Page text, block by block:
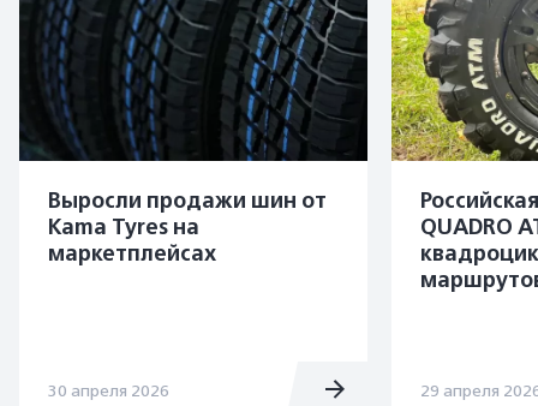
Выросли продажи шин от
Kama Tyres на
маркетплейсах
30 апреля 2026
QUADRO
29 апреля